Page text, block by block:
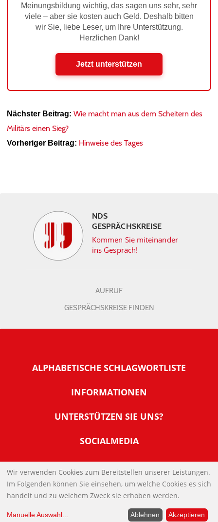
Meinungsbildung wichtig, das sagen uns sehr, sehr
viele – aber sie kosten auch Geld. Deshalb bitten
wir Sie, liebe Leser, um Ihre Unterstützung.
Herzlichen Dank!
Jetzt unterstützen
Nächster Beitrag: Wie macht man aus dem Scheitern des
Militärs einen Sieg?
Vorheriger Beitrag: Hinweise des Tages
NDS
GESPRÄCHSKREISE
Kommen Sie miteinander
ins Gespräch!
AUFRUF
GESPRÄCHSKREISE FINDEN
ALPHABETISCHE SCHLAGWORTLISTE
INFORMATIONEN
Warum NachDenkSeiten
Tipps zur Nutzung der NachDenkSeiten
Banner und E-Mail-Signaturen
Links
Kontakt
Impressum
UNTERSTÜTZEN SIE UNS?
Werden Sie Fördermitglied
Spenden Sie Online
SOCIALMEDIA
IMPRESSUM
DATENSCHUTZERKLÄRUNG
Wir verwenden Cookies zum Bereitstellen unserer Leistungen.
Im Folgenden können Sie einsehen, um welche Cookies es sich
handelt und zu welchem Zweck sie erhoben werden.
Manuelle Auswahl... Ablehnen Akzeptieren